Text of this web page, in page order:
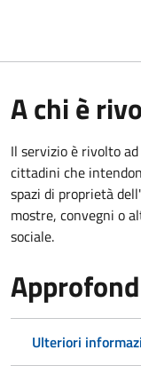
A chi è
Il servizio è rivolto
cittadini che
spazi di proprietà
mostre, convegni o
sociale.
Ulteriori